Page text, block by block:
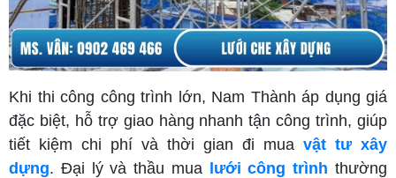
Khi thi công công trình lớn, Nam Thành áp dụng giá
đặc biệt, hỗ trợ giao hàng nhanh tận công trình, giúp
tiết kiệm chi phí và thời gian đi mua vật tư xây
dựng. Đại lý và thầu mua lưới công trình thường